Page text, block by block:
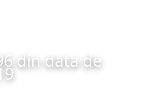
din data de